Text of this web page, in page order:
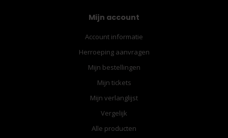
Mijn account
Account informatie
Herroeping aanvragen
Mijn bestellingen
Mijn tickets
Mijn verlanglijst
Vergelijk
Alle producten